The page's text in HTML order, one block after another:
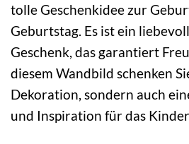
tolle Geschenkidee zur
Geburtstag. Es ist ein
Geschenk, das garantiert
diesem Wandbild schenken
Dekoration, sondern auch
und Inspiration für das